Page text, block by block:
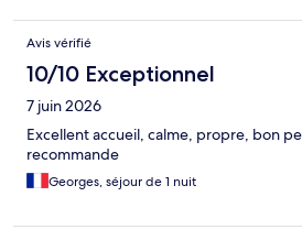
Avis vérifié
10/10 Exceptionnel
7 juin 2026
Excellent accueil, calme, propre, bon
recommande
Georges, séjour de 1 nuit